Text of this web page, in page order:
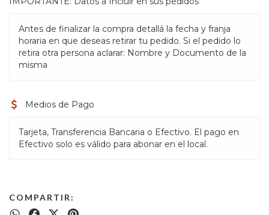
Antes de finalizar la compra detallá la fecha y franja
horaria en que deseas retirar tu pedido. Si el pedido lo
retira otra persona aclarar: Nombre y Documento de la
misma
Medios de Pago
Tarjeta, Transferencia Bancaria o Efectivo. El pago en
Efectivo solo es válido para abonar en el local.
COMPARTIR: